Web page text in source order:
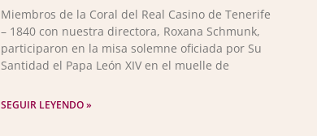
Miembros de la Coral del Real Casino de Tenerife
– 1840 con nuestra directora, Roxana Schmunk,
participaron en la misa solemne oficiada por Su
Santidad el Papa León XIV en el muelle de
SEGUIR LEYENDO »